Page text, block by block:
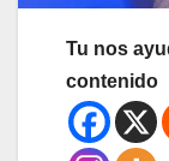
Tu nos
contenido